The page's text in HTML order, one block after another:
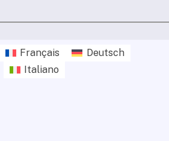
Français
Deutsch
Italiano